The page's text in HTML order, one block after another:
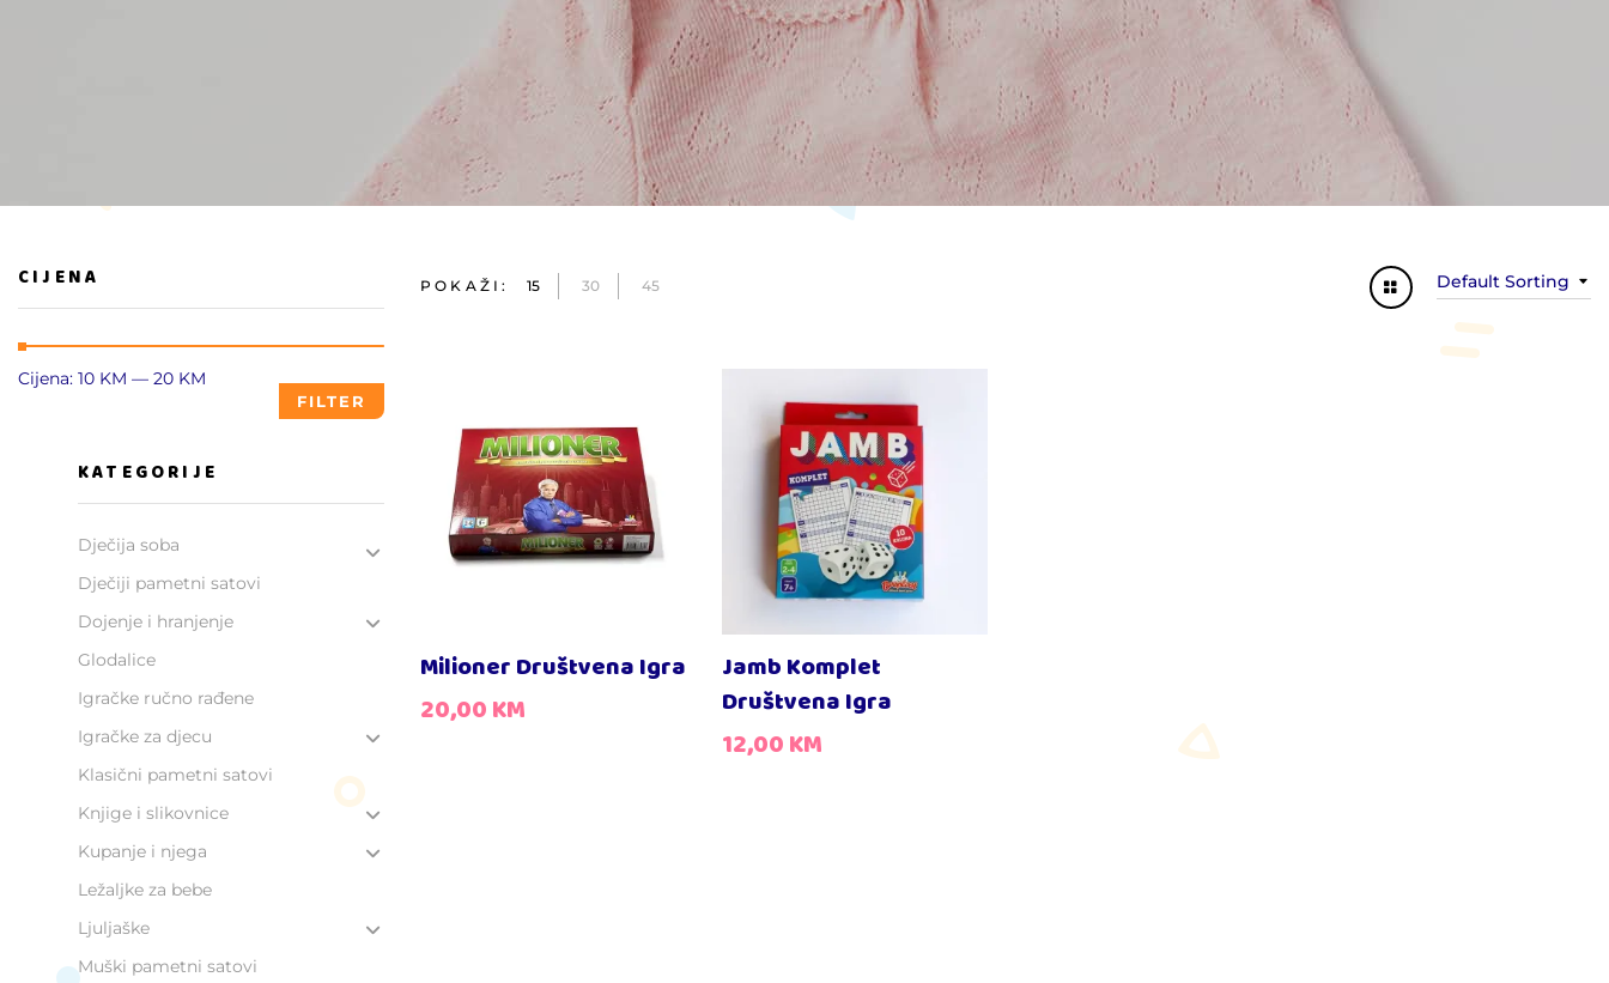
CIJENA
FILTER
Cijena: 10 KM — 20 KM
KATEGORIJE
Dječija soba
Dječiji pametni satovi
Dojenje i hranjenje
Glodalice
Igračke ručno rađene
Igračke za djecu
Klasični pametni satovi
Knjige i slikovnice
Kupanje i njega
Ležaljke za bebe
Ljuljaške
Muški pametni satovi
Default Sorting
POKAŽI: 15 30 45
Milioner Društvena Igra
20,00KM
Jamb Komplet
Društvena Igra
12,00KM